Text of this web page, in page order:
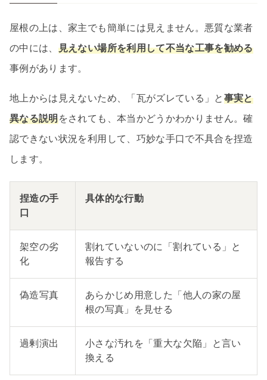
屋根の上は、家主でも簡単には見えません。悪質な業者
の中には、 見えない場所を利用して不当な工事を勧める
事例があります。
地上からは見えないため、「瓦がズレている」と 事実と
異なる説明をされても、本当かどうかわかりません。確
認できない状況を利用して、巧妙な手口で不具合を捏造
します。
捏造の手
口
具体的な行動
架空の劣
化
割れていないのに「割れている」と
報告する
偽造写真
あらかじめ用意した「他人の家の屋
根の写真」を見せる
過剰演出
小さな汚れを「重大な欠陥」と言い
換える